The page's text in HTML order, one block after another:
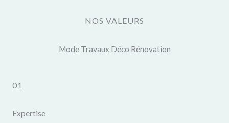
NOS VALEURS
Mode Travaux Déco Rénovation
01
Expertise